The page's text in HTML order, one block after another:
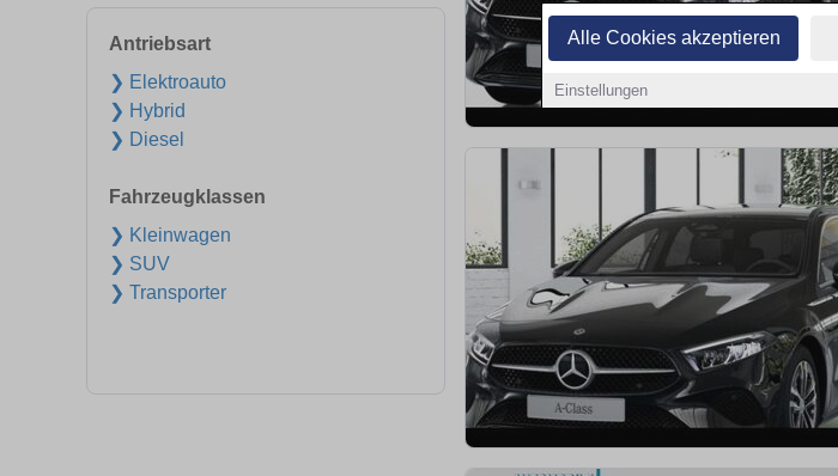
Alle Cookies akzeptieren
Einstellungen
Antriebsart
❯ Elektroauto
❯ Hybrid
❯ Diesel
Fahrzeugklassen
❯ Kleinwagen
❯ SUV
❯ Transporter